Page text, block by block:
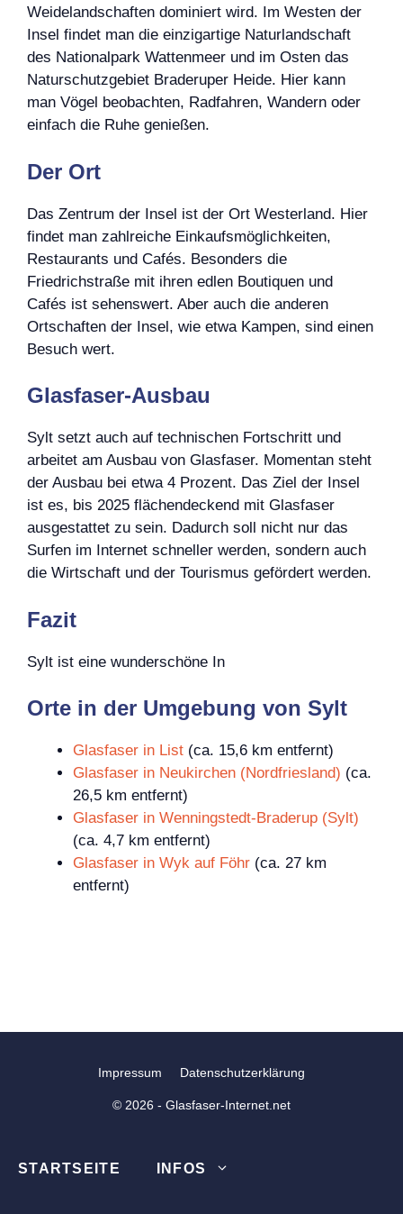
Weidelandschaften dominiert wird. Im Westen der
Insel findet man die einzigartige Naturlandschaft
des Nationalpark Wattenmeer und im Osten das
Naturschutzgebiet Braderuper Heide. Hier kann
man Vögel beobachten, Radfahren, Wandern oder
einfach die Ruhe genießen.
Der Ort
Das Zentrum der Insel ist der Ort Westerland. Hier
findet man zahlreiche Einkaufsmöglichkeiten,
Restaurants und Cafés. Besonders die
Friedrichstraße mit ihren edlen Boutiquen und
Cafés ist sehenswert. Aber auch die anderen
Ortschaften der Insel, wie etwa Kampen, sind einen
Besuch wert.
Glasfaser-Ausbau
Sylt setzt auch auf technischen Fortschritt und
arbeitet am Ausbau von Glasfaser. Momentan steht
der Ausbau bei etwa 4 Prozent. Das Ziel der Insel
ist es, bis 2025 flächendeckend mit Glasfaser
ausgestattet zu sein. Dadurch soll nicht nur das
Surfen im Internet schneller werden, sondern auch
die Wirtschaft und der Tourismus gefördert werden.
Fazit
Sylt ist eine wunderschöne In
Orte in der Umgebung von Sylt
Glasfaser in List (ca. 15,6 km entfernt)
Glasfaser in Neukirchen (Nordfriesland) (ca.
26,5 km entfernt)
Glasfaser in Wenningstedt-Braderup (Sylt)
(ca. 4,7 km entfernt)
Glasfaser in Wyk auf Föhr (ca. 27 km
entfernt)
Impressum Datenschutzerklärung
© 2026 - Glasfaser-Internet.net
STARTSEITE INFOS